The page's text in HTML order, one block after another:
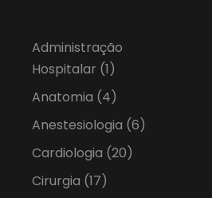
Administração
Hospitalar (1)
Anatomia (4)
Anestesiologia (6)
Cardiologia (20)
Cirurgia (17)